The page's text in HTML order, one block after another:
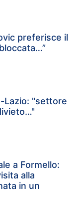
preferisce il
Lazio: "settore
a Formello:
alla
in un